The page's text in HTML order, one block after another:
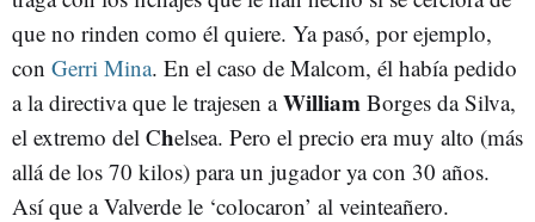
que no rinden como él quiere. Ya pasó, por ejemplo,
con Gerri Mina. En el caso de Malcom, él había pedido
a la directiva que le trajesen aWilliam Borges da Silva,
el extremo del Chelsea. Pero el precio era muy alto (más
allá de los 70 kilos) para un jugador ya con 30 años.
Así que a Valverde le ‘colocaron’ al veinteañero.